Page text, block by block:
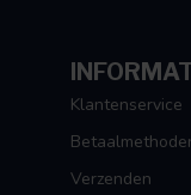
Klantenservice
Verzenden